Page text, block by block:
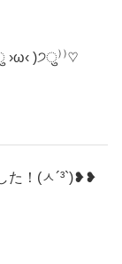
›ω‹ )੭ु⁾⁾♡
た！(ㅅ´³`)❥❥